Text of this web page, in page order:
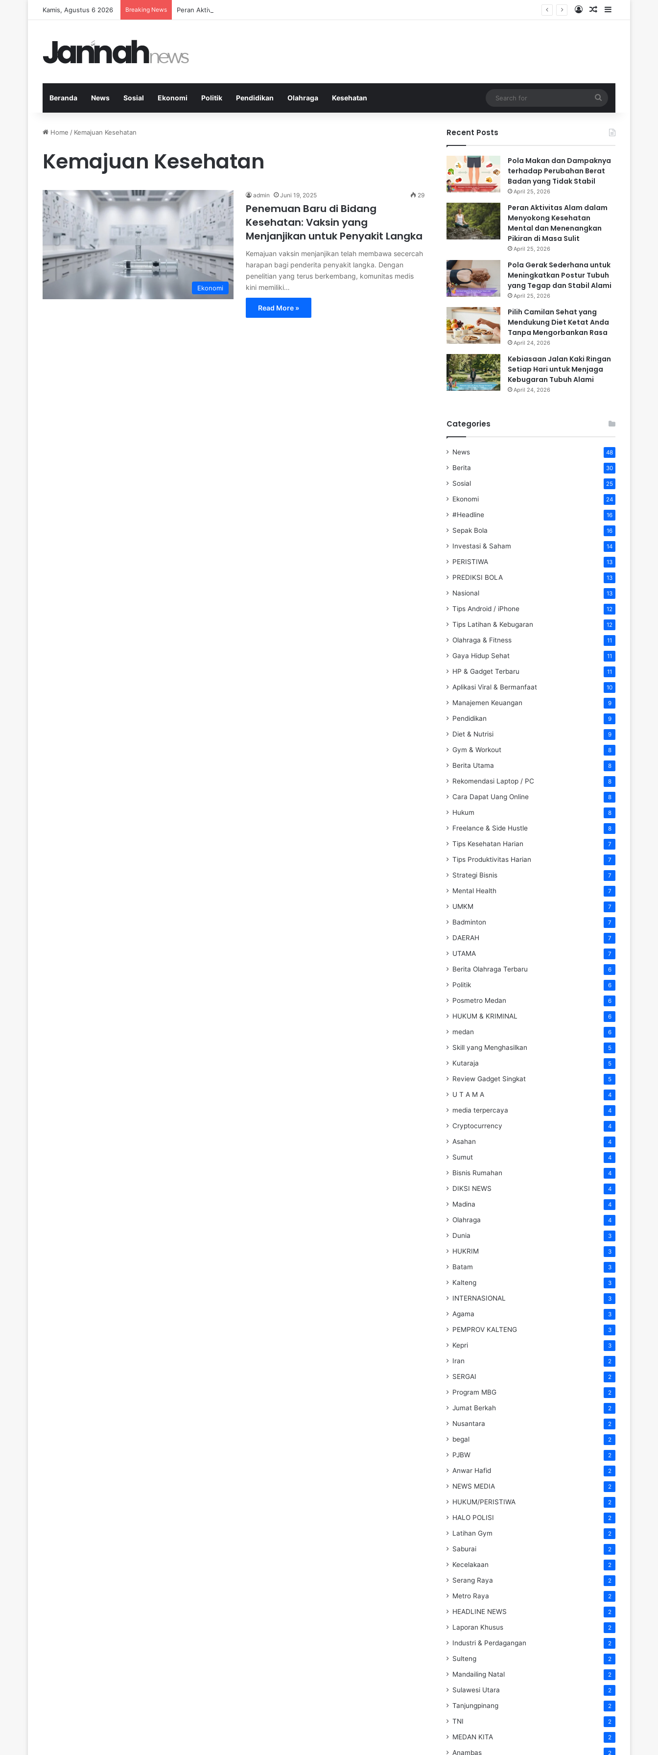
Kamis, Agustus 6 2026 Breaking News Peran Aktivitas Alam dalam Menyokong Kesehatan Mental dan Menenangkan Pikiran di Masa Sulit Log InRandom Article
Sidebar
Beranda News Sosial Ekonomi Politik Pendidikan Olahraga Kesehatan
for
Home / Kemajuan Kesehatan
Kemajuan Kesehatan
Ekonomi
admin Juni 19, 2025 29
Penemuan Baru di Bidang
Kesehatan: Vaksin yang
Menjanjikan untuk Penyakit Langka
Kemajuan vaksin menjanjikan telah membawa secercah
harapan bagi penderita penyakit langka. Dengan
penelitian yang terus berkembang, komunitas medis
kini memiliki…
Read More »
Recent Posts
Pola Makan dan Dampaknya
terhadap Perubahan Berat
Badan yang Tidak Stabil
April 25, 2026
Peran Aktivitas Alam dalam
Menyokong Kesehatan
Mental dan Menenangkan
Pikiran di Masa Sulit
April 25, 2026
Pola Gerak Sederhana untuk
Meningkatkan Postur Tubuh
yang Tegap dan Stabil Alami
April 25, 2026
Pilih Camilan Sehat yang
Mendukung Diet Ketat Anda
Tanpa Mengorbankan Rasa
April 24, 2026
Kebiasaan Jalan Kaki Ringan
Setiap Hari untuk Menjaga
Kebugaran Tubuh Alami
April 24, 2026
Categories
News 48
Berita 30
Sosial 25
Ekonomi 24
#Headline 16
Sepak Bola 16
Investasi & Saham 14
PERISTIWA 13
PREDIKSI BOLA 13
Nasional 13
Tips Android / iPhone 12
Tips Latihan & Kebugaran 12
Olahraga & Fitness 11
Gaya Hidup Sehat 11
HP & Gadget Terbaru 11
Aplikasi Viral & Bermanfaat 10
Manajemen Keuangan 9
Pendidikan 9
Diet & Nutrisi 9
Gym & Workout 8
Berita Utama 8
Rekomendasi Laptop / PC 8
Cara Dapat Uang Online 8
Hukum 8
Freelance & Side Hustle 8
Tips Kesehatan Harian 7
Tips Produktivitas Harian 7
Strategi Bisnis 7
Mental Health 7
UMKM 7
Badminton 7
DAERAH 7
UTAMA 7
Berita Olahraga Terbaru 6
Politik 6
Posmetro Medan 6
HUKUM & KRIMINAL 6
medan 6
Skill yang Menghasilkan 5
Kutaraja 5
Review Gadget Singkat 5
U T A M A 4
media terpercaya 4
Cryptocurrency 4
Asahan 4
Sumut 4
Bisnis Rumahan 4
DIKSI NEWS 4
Madina 4
Olahraga 4
Dunia 3
HUKRIM 3
Batam 3
Kalteng 3
INTERNASIONAL 3
Agama 3
PEMPROV KALTENG 3
Kepri 3
Iran 2
SERGAI 2
Program MBG 2
Jumat Berkah 2
Nusantara 2
begal 2
PJBW 2
Anwar Hafid 2
NEWS MEDIA 2
HUKUM/PERISTIWA 2
HALO POLISI 2
Latihan Gym 2
Saburai 2
Kecelakaan 2
Serang Raya 2
Metro Raya 2
HEADLINE NEWS 2
Laporan Khusus 2
Industri & Perdagangan 2
Sulteng 2
Mandailing Natal 2
Sulawesi Utara 2
Tanjungpinang 2
TNI 2
MEDAN KITA 2
Anambas 2